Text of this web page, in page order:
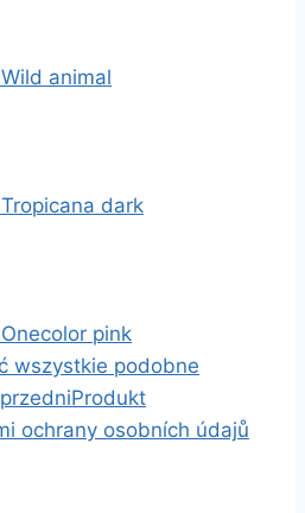
animal
dark
pink
wszystkie podobne
Produkt
ochrany osobních údajů